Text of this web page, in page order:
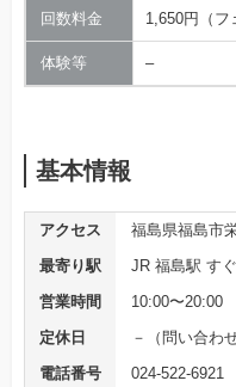
回数料金 1,650円（フ
体験等 –
基本情報
アクセス
福島県福島市
最寄り駅
JR 福島駅 すぐ
営業時間
10:00〜20:00
定休日
－（問い合わせ
電話番号
024-522-6921